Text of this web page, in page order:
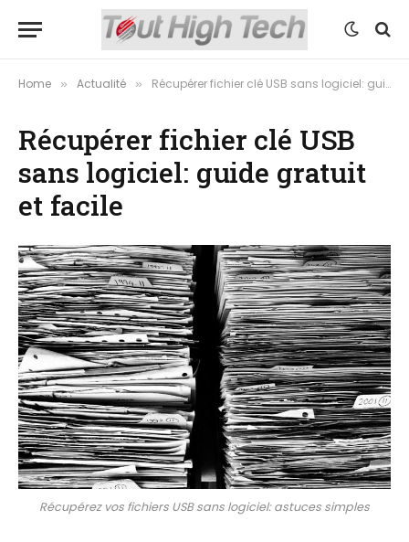
Home » Actualité » Récupérer fichier clé USB sans logiciel: guide gratuit et facile
Récupérer fichier clé USB
sans logiciel: guide gratuit
et facile
Récupérez vos fichiers USB sans logiciel: astuces simples